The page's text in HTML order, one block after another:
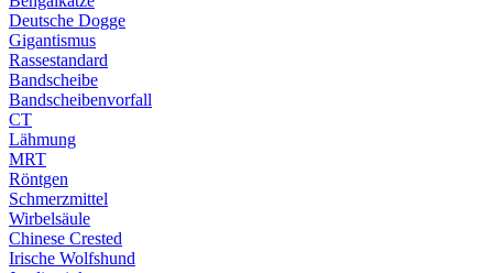
Deutsche Dogge
Gigantismus
Rassestandard
Bandscheibe
Bandscheibenvorfall
CT
Lähmung
MRT
Röntgen
Schmerzmittel
Wirbelsäule
Chinese Crested
Irische Wolfshund